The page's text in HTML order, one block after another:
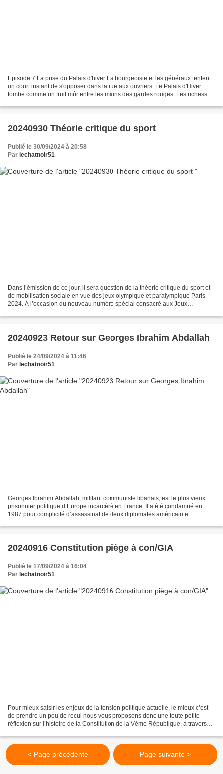
Episode 7 La prise du Palais d'hiver La bourgeoisie et les généraux tentent
un court instant de s'opposer dans la rue aux ouvriers. Le Palais d'Hiver
tombe comme un fruit mûr entre les mains des gardes rouges. Les richesses
20240930 Théorie critique du sport
Publié le 30/09/2024 à 20:58
Par lechatnoir51
Dans l’émission de ce jour, il sera question de la théorie critique du sport et
de mobilisation sociale en vue des jeux olympique et paralympique Paris
2024. À l’occasion du nouveau numéro spécial consacré aux Jeux
20240923 Retour sur Georges Ibrahim Abdallah
Publié le 24/09/2024 à 11:46
Par lechatnoir51
Georges Ibrahim Abdallah, militant communiste libanais, est le plus vieux
prisonnier politique d’Europe incarcéré en France. Il a été condamné en
1987 pour complicité d’assassinat de deux diplomates américain et
20240916 Constitution piège à con/GIA
Publié le 17/09/2024 à 16:04
Par lechatnoir51
Pour mieux saisir les enjeux de la tension politique actuelle, le mieux c’est
de prendre un peu de recul nous vous proposons donc une toute petite
réflexion sur l’histoire de la Constitution de la Vème République, à travers
< Page précédente Page suivante >